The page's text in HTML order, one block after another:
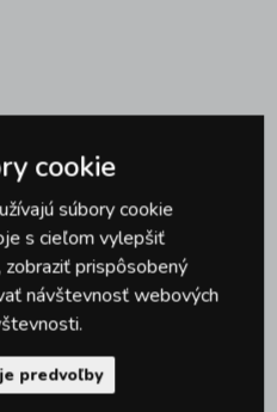
cookie
súbory cookie
s cieľom vylepšiť
prispôsobený
návštevnosť webových
predvoľby